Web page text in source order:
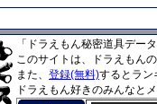
「ドラえもん秘密道具デー
このサイトは、ドラえもん
また、 登録(無料)するとラン
ドラえもん好きのみんなと